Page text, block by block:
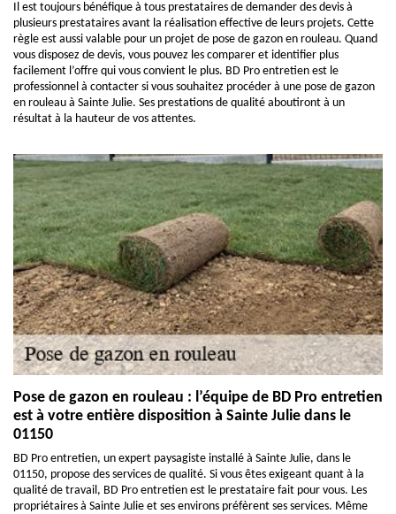
Il est toujours bénéfique à tous prestataires de demander des devis à
plusieurs prestataires avant la réalisation effective de leurs projets. Cette
règle est aussi valable pour un projet de pose de gazon en rouleau. Quand
vous disposez de devis, vous pouvez les comparer et identifier plus
facilement l’offre qui vous convient le plus. BD Pro entretien est le
professionnel à contacter si vous souhaitez procéder à une pose de gazon
en rouleau à Sainte Julie. Ses prestations de qualité aboutiront à un
résultat à la hauteur de vos attentes.
Pose de gazon en rouleau : l’équipe de BD Pro entretien
est à votre entière disposition à Sainte Julie dans le
01150
BD Pro entretien, un expert paysagiste installé à Sainte Julie, dans le
01150, propose des services de qualité. Si vous êtes exigeant quant à la
qualité de travail, BD Pro entretien est le prestataire fait pour vous. Les
propriétaires à Sainte Julie et ses environs préfèrent ses services. Même